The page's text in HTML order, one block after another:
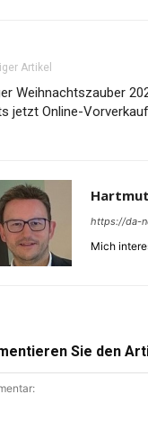
Artikel
Weihnachtszauber
jetzt Online-
https://da-
Mich
Sie den